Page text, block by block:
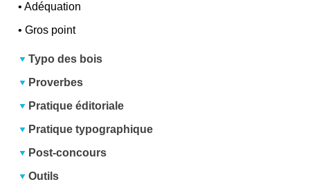
•Adéquation
•Gros point
Typo des bois
Proverbes
Pratique éditoriale
Pratique typographique
Post-concours
Outils